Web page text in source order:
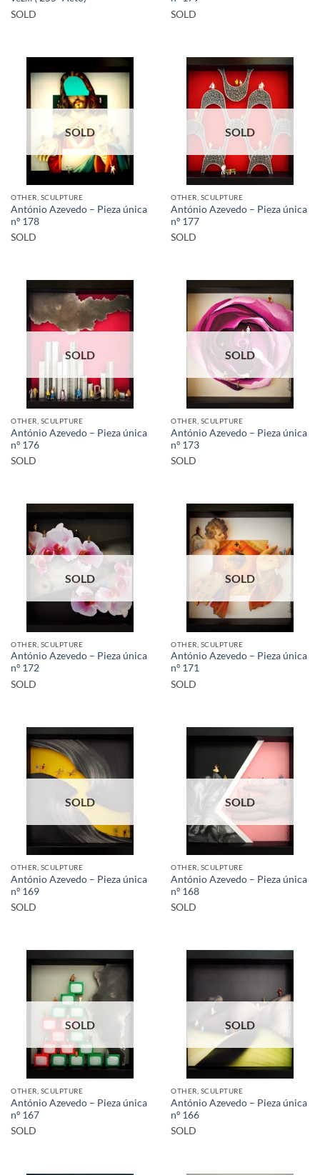
SOLD
SOLD
SOLD
OTHER, SCULPTURE
António Azevedo – Pieza única
nº 178
SOLD
SOLD
OTHER, SCULPTURE
António Azevedo – Pieza única
nº 177
SOLD
SOLD
OTHER, SCULPTURE
António Azevedo – Pieza única
nº 176
SOLD
SOLD
OTHER, SCULPTURE
António Azevedo – Pieza única
nº 173
SOLD
SOLD
OTHER, SCULPTURE
António Azevedo – Pieza única
nº 172
SOLD
SOLD
OTHER, SCULPTURE
António Azevedo – Pieza única
nº 171
SOLD
SOLD
OTHER, SCULPTURE
António Azevedo – Pieza única
nº 169
SOLD
SOLD
OTHER, SCULPTURE
António Azevedo – Pieza única
nº 168
SOLD
SOLD
OTHER, SCULPTURE
António Azevedo – Pieza única
nº 167
SOLD
SOLD
OTHER, SCULPTURE
António Azevedo – Pieza única
nº 166
SOLD